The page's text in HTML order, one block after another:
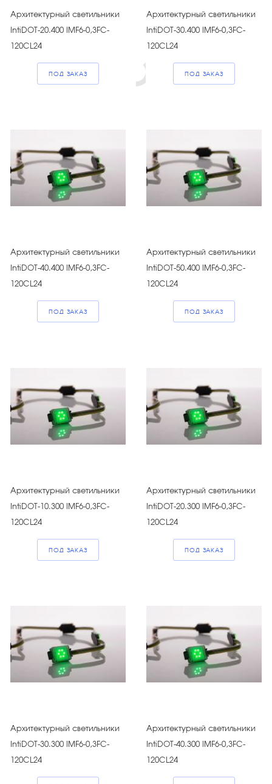
Архитектурный светильники
IntiDOT-20.400 IMF6-0,3FC-
120CL24
ПОД ЗАКАЗ
Архитектурный светильники
IntiDOT-30.400 IMF6-0,3FC-
120CL24
ПОД ЗАКАЗ
Архитектурный светильники
IntiDOT-40.400 IMF6-0,3FC-
120CL24
ПОД ЗАКАЗ
Архитектурный светильники
IntiDOT-50.400 IMF6-0,3FC-
120CL24
ПОД ЗАКАЗ
Архитектурный светильники
IntiDOT-10.300 IMF6-0,3FC-
120CL24
ПОД ЗАКАЗ
Архитектурный светильники
IntiDOT-20.300 IMF6-0,3FC-
120CL24
ПОД ЗАКАЗ
Архитектурный светильники
IntiDOT-30.300 IMF6-0,3FC-
120CL24
Архитектурный светильники
IntiDOT-40.300 IMF6-0,3FC-
120CL24